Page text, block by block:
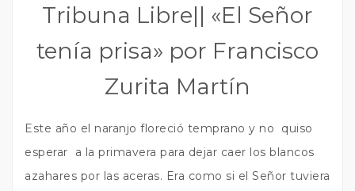
Tribuna Libre|| «El Señor
tenía prisa» por Francisco
Zurita Martín
Este año el naranjo floreció temprano y no quiso
esperar a la primavera para dejar caer los blancos
azahares por las aceras. Era como si el Señor tuviera